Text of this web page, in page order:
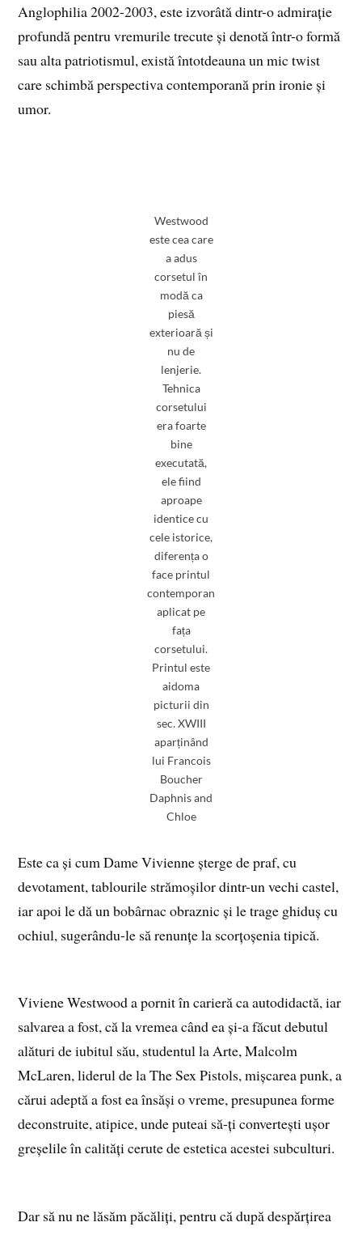
Anglophilia 2002-2003, este izvorâtă dintr-o admirație
profundă pentru vremurile trecute și denotă într-o formă
sau alta patriotismul, există întotdeauna un mic twist
care schimbă perspectiva contemporană prin ironie și
umor.
Westwood
este cea care
a adus
corsetul în
modă ca
piesă
exterioară și
nu de
lenjerie.
Tehnica
corsetului
era foarte
bine
executată,
ele fiind
aproape
identice cu
cele istorice,
diferența o
face printul
contemporan
aplicat pe
fața
corsetului.
Printul este
aidoma
picturii din
sec. XWIII
aparținând
lui Francois
Boucher
Daphnis and
Chloe
Este ca și cum Dame Vivienne șterge de praf, cu
devotament, tablourile strămoșilor dintr-un vechi castel,
iar apoi le dă un bobârnac obraznic și le trage ghiduș cu
ochiul, sugerându-le să renunțe la scorțoșenia tipică.
Viviene Westwood a pornit în carieră ca autodidactă, iar
salvarea a fost, că la vremea când ea și-a făcut debutul
alături de iubitul său, studentul la Arte, Malcolm
McLaren, liderul de la The Sex Pistols, mișcarea punk, a
cărui adeptă a fost ea însăși o vreme, presupunea forme
deconstruite, atipice, unde puteai să-ți convertești ușor
greșelile în calități cerute de estetica acestei subculturi.
Dar să nu ne lăsăm păcăliți, pentru că după despărțirea